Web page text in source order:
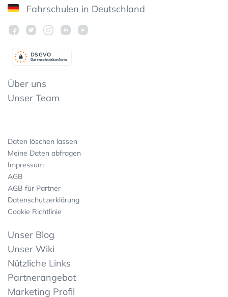
Fahrschulen in Deutschland
Datenschutzkonform
DSGVO
Über uns
Unser Team
Daten löschen lassen
Meine Daten abfragen
Impressum
AGB
AGB für Partner
Datenschutzerklärung
Cookie Richtlinie
Unser Blog
Unser Wiki
Nützliche Links
Partnerangebot
Marketing Profil